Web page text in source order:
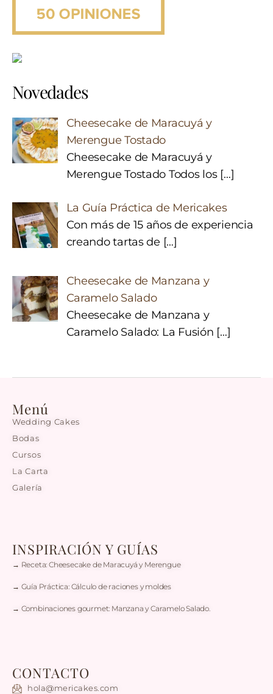
Novedades
Cheesecake de Maracuyá y
Merengue Tostado
Cheesecake de Maracuyá y
Merengue Tostado Todos los […]
La Guía Práctica de Mericakes
Con más de 15 años de experiencia
creando tartas de […]
Cheesecake de Manzana y
Caramelo Salado
Cheesecake de Manzana y
Caramelo Salado: La Fusión […]
Menú
Wedding Cakes
Bodas
Cursos
La Carta
Galería
INSPIRACIÓN Y GUÍAS
→ Receta: Cheesecake de Maracuyá y Merengue
→ Guía Práctica: Cálculo de raciones y moldes
→ Combinaciones gourmet: Manzana y Caramelo Salado.
CONTACTO
hola@mericakes.com